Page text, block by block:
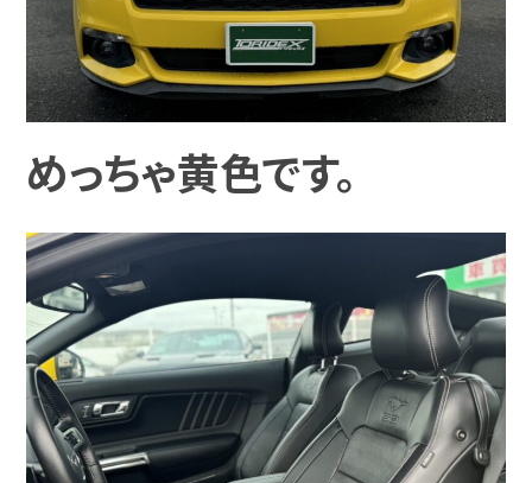
めっちゃ黄色です。